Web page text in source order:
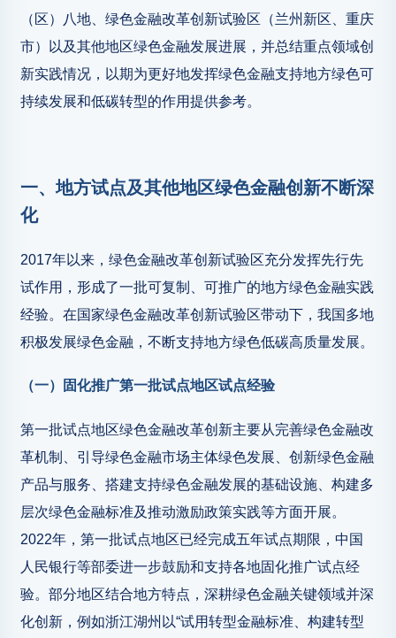
（区）八地、绿色金融改革创新试验区（兰州新区、重庆
市）以及其他地区绿色金融发展进展，并总结重点领域创
新实践情况，以期为更好地发挥绿色金融支持地方绿色可
持续发展和低碳转型的作用提供参考。
一、地方试点及其他地区绿色金融创新不断深
化
2017年以来，绿色金融改革创新试验区充分发挥先行先
试作用，形成了一批可复制、可推广的地方绿色金融实践
经验。在国家绿色金融改革创新试验区带动下，我国多地
积极发展绿色金融，不断支持地方绿色低碳高质量发展。
（一）固化推广第一批试点地区试点经验
第一批试点地区绿色金融改革创新主要从完善绿色金融改
革机制、引导绿色金融市场主体绿色发展、创新绿色金融
产品与服务、搭建支持绿色金融发展的基础设施、构建多
层次绿色金融标准及推动激励政策实践等方面开展。
2022年，第一批试点地区已经完成五年试点期限，中国
人民银行等部委进一步鼓励和支持各地固化推广试点经
验。部分地区结合地方特点，深耕绿色金融关键领域并深
化创新，例如浙江湖州以“试用转型金融标准、构建转型